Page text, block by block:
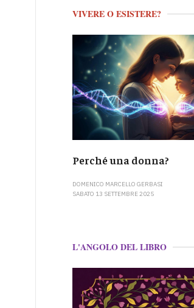
VIVERE O ESISTERE?
Perché una donna?
DOMENICO MARCELLO GERBASI
SABATO 13 SETTEMBRE 2025
L'ANGOLO DEL LIBRO